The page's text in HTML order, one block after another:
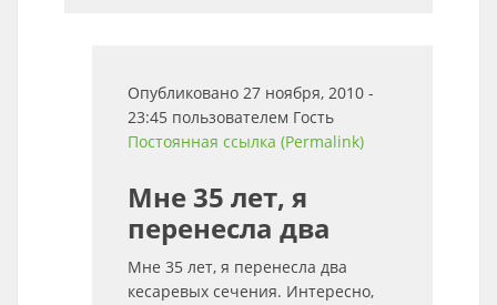
Опубликовано 27 ноября, 2010 -
23:45 пользователем Гость
Постоянная ссылка (Permalink)
Мне 35 лет, я
перенесла два
Мне 35 лет, я перенесла два
кесаревых сечения. Интересно,